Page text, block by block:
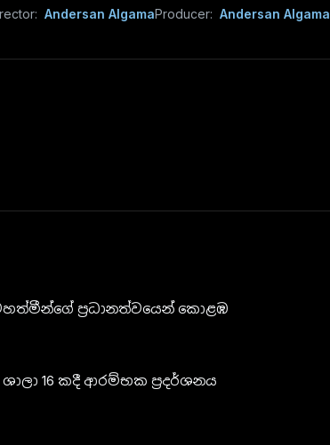
Andersan AlgamaProducer: Andersan Algama
ප්‍රධානත්වයෙන් කොළඹ
16 කදී ආරම්භක ප්‍රදර්ශනය